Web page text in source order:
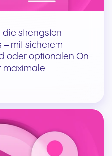
die strengsten
– mit sicherem
oder optionalen On-
maximale